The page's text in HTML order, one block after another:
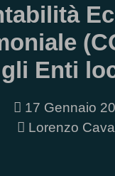
gli Enti
17 Gennaio
Lorenzo